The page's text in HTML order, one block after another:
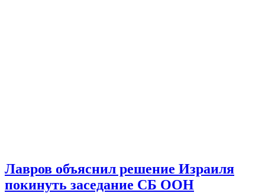
Лавров объяснил решение Израиля
покинуть заседание СБ ООН